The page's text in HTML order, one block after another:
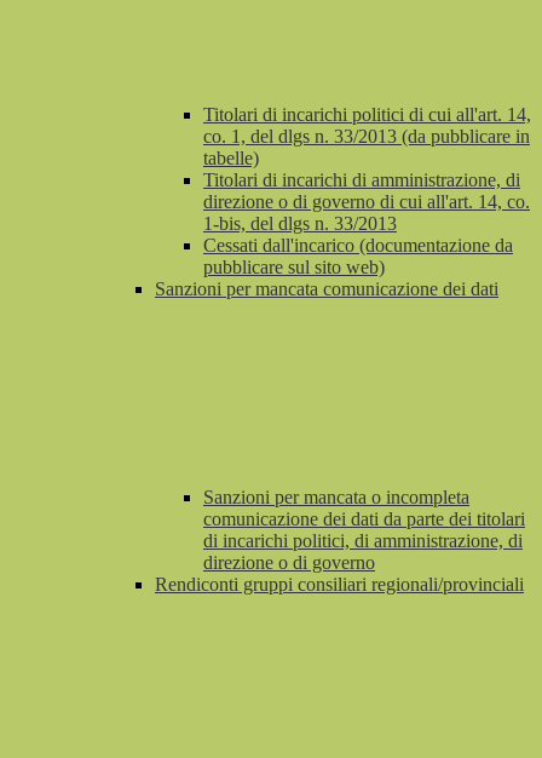
Titolari di incarichi politici di cui all'art. 14,
co. 1, del dlgs n. 33/2013 (da pubblicare in
tabelle)
Titolari di incarichi di amministrazione, di
direzione o di governo di cui all'art. 14, co.
1-bis, del dlgs n. 33/2013
Cessati dall'incarico (documentazione da
pubblicare sul sito web)
Sanzioni per mancata comunicazione dei dati
Sanzioni per mancata o incompleta
comunicazione dei dati da parte dei titolari
di incarichi politici, di amministrazione, di
direzione o di governo
Rendiconti gruppi consiliari regionali/provinciali